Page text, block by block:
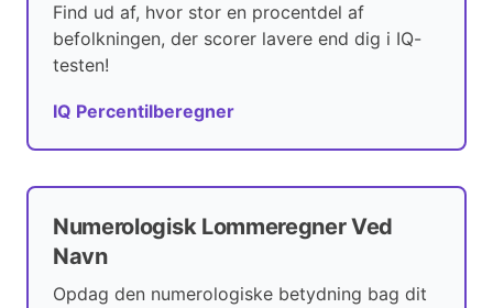
Find ud af, hvor stor en procentdel af
befolkningen, der scorer lavere end dig i IQ-
testen!
IQ Percentilberegner
Numerologisk Lommeregner Ved
Navn
Opdag den numerologiske betydning bag dit